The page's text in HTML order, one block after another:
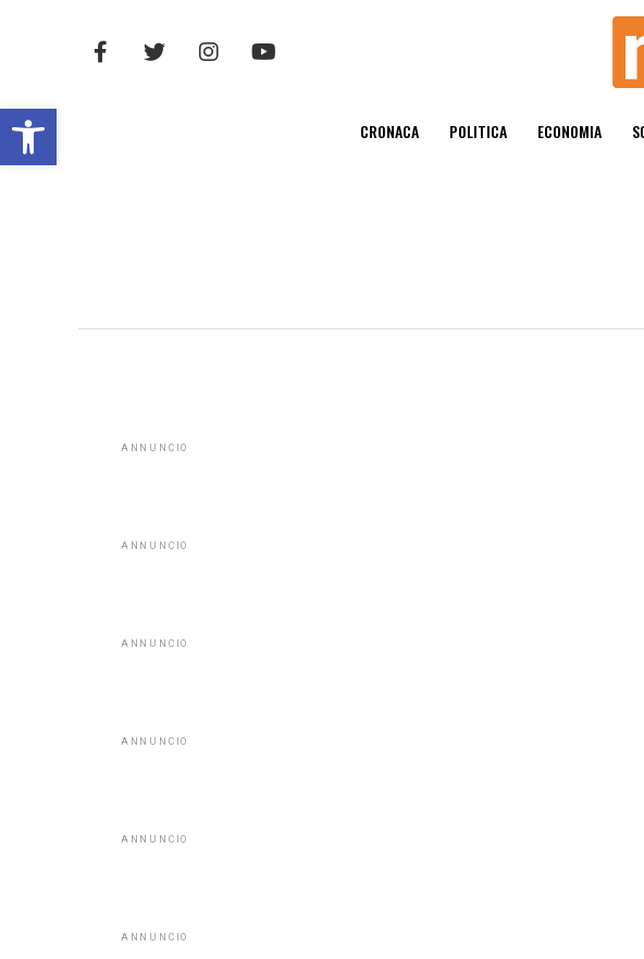
Open toolbar CRONACA POLITICA ECONOMIA
ANNUNCIO
ANNUNCIO
ANNUNCIO
ANNUNCIO
ANNUNCIO
ANNUNCIO